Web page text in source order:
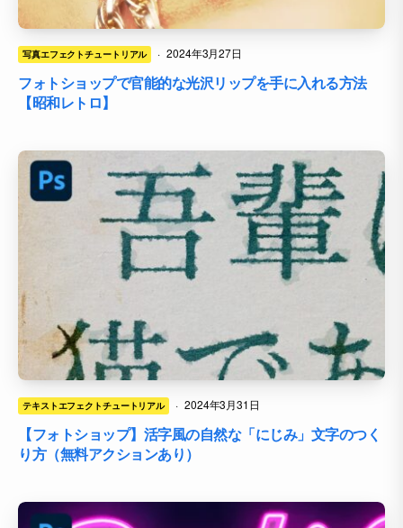
写真エフェクトチュートリアル · 2024年3月27日
フォトショップで官能的な光沢リップを手に入れる方法
【昭和レトロ】
テキストエフェクトチュートリアル · 2024年3月31日
【フォトショップ】活字風の自然な「にじみ」文字のつく
り方（無料アクションあり）